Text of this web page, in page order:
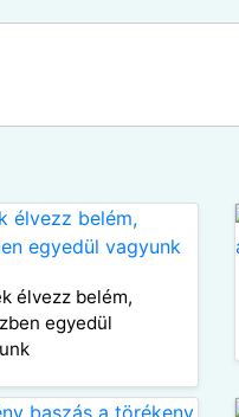
élvezz belém,
egyedül